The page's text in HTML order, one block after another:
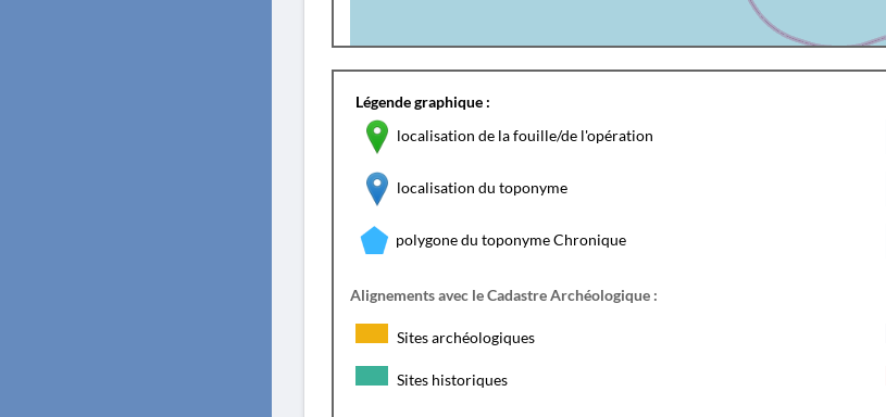
Légende graphique :
localisation de la fouille/de l'opération
localisation du toponyme
polygone du toponyme Chronique
Alignements avec le Cadastre Archéologique :
Sites archéologiques
Sites historiques